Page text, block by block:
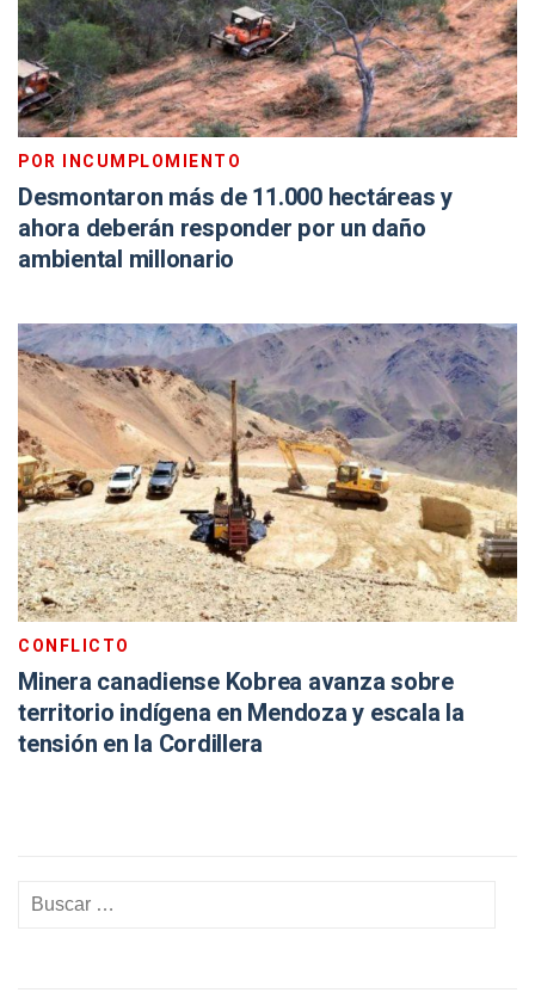
POR INCUMPLOMIENTO
Desmontaron más de 11.000 hectáreas y
ahora deberán responder por un daño
ambiental millonario
CONFLICTO
Minera canadiense Kobrea avanza sobre
territorio indígena en Mendoza y escala la
tensión en la Cordillera